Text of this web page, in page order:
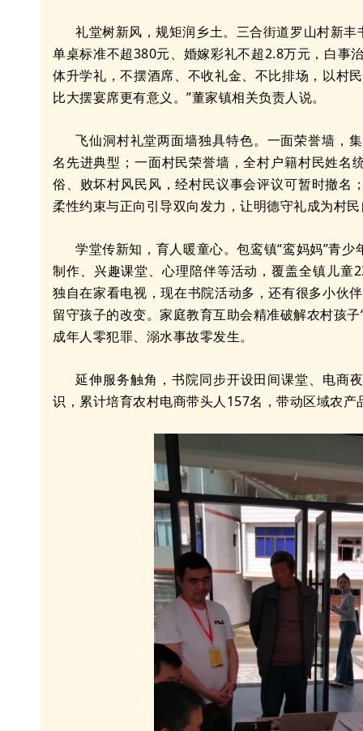
礼堂树新风，规矩润乡土。三合街道罗山村新
单桌标准不超380元、婚嫁彩礼不超2.8万元，白事
体升学礼，不摆酒席、不收礼金、不比排场，以村
比大摆宴席更有意义。”董家镇相关负责人说。
飞仙洞村礼堂两面墙独具特色。一面荣誉墙，
名先进典型；一面村民荣誉墙，全村户籍村民姓名
俗、败坏村风民风，经村民议事会评议可暂时撤名
柔性约束与正向引导双向发力，让明德守礼成为村
学堂传新知，育人暖童心。包鸾镇“鸾妈妈”青
制作、兴趣课堂、心理陪伴等活动，覆盖全镇儿童
独自在家看电视，现在书院活动多，还有很多小伙
留守孩子的改变。家庭教育互助会精准破解农村孩
成年人零犯罪、溺水事故零发生。
延伸服务触角，书院同步开设田间课堂、电商
识，累计培育农村电商带头人157名，带动区域农